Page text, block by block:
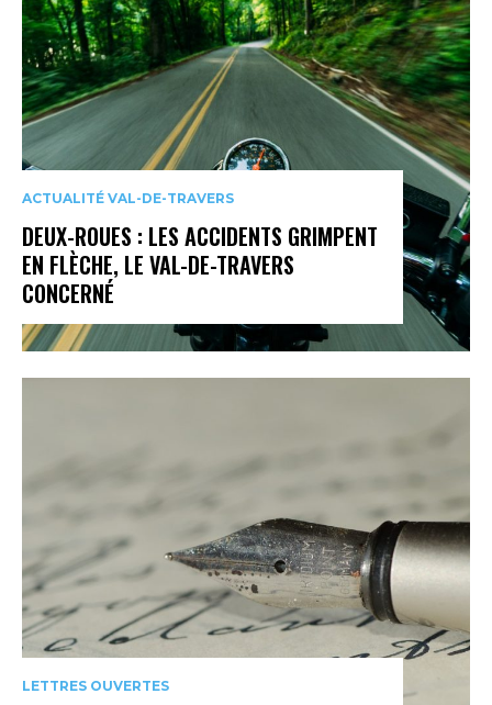
ACTUALITÉ VAL-DE-TRAVERS
DEUX-ROUES : LES ACCIDENTS GRIMPENT
EN FLÈCHE, LE VAL-DE-TRAVERS
CONCERNÉ
LETTRES OUVERTES